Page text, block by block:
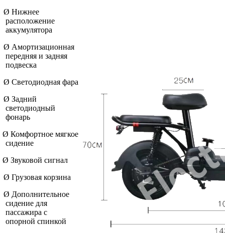
Ø Нижнее
расположение
аккумулятора
Ø Амортизационная
передняя и задняя
подвеска
Ø Светодиодная фара
Ø Задний
светодиодный
фонарь
Ø Комфортное мягкое
сидение
Ø Звуковой сигнал
Ø Грузовая корзина
Ø Дополнительное
сидение для
пассажира с
опорной спинкой